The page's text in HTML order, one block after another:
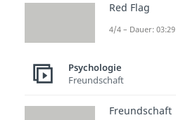
Red Flag
4/4 – Dauer: 03:29
Psychologie
Freundschaft
Freundschaft